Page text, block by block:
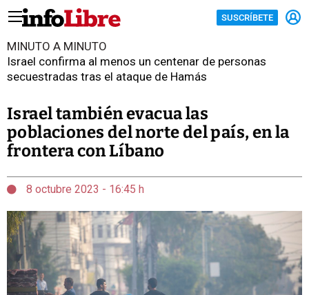
SUSCRÍBETE
MINUTO A MINUTO
Israel confirma al menos un centenar de personas
secuestradas tras el ataque de Hamás
Israel también evacua las
poblaciones del norte del país, en la
frontera con Líbano
8 octubre 2023 - 16:45 h